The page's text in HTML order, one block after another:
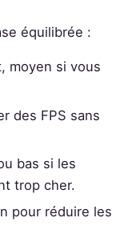
équilibrée :
moyen si vous
des FPS sans
bas si les
trop cher.
pour réduire les